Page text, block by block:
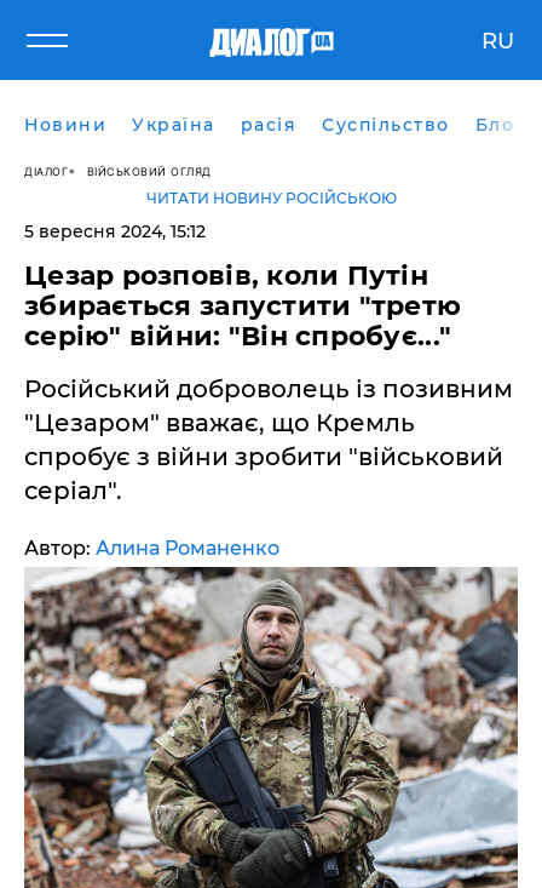
RU
Новини Україна расія Суспільство Блоги
ДІАЛОГ ВІЙСЬКОВИЙ ОГЛЯД
ЧИТАТИ НОВИНУ РОСІЙСЬКОЮ
5 вересня 2024, 15:12
Цезар розповів, коли Путін
збирається запустити "третю
серію" війни: "Він спробує..."
Російський доброволець із позивним
"Цезаром" вважає, що Кремль
спробує з війни зробити "військовий
серіал".
Автор: Алина Романенко